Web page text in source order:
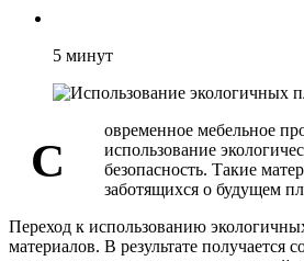
5 минут
С
овременное мебельное
использование
безопасность. Такие
заботящихся о будущем
Переход к использованию
материалов. В результате получается